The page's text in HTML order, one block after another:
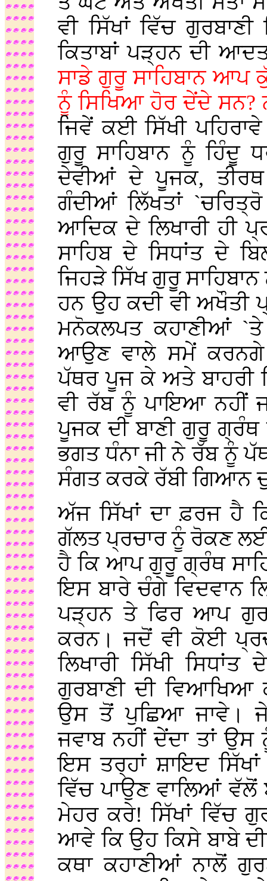
ਵੀ ਸਿੱਖਾਂ ਵਿੱਚ
ਕਿਤਾਬਾਂ ਪੜ੍ਹਨ ਦੀ
ਸਾਡੇ ਗੁਰੂ ਸਾਹਿਬਾਨ
ਨੂੰ ਸਿਖਿਆ ਹੋਰ ਦੇਂਦੇ ਸਨ?
ਜਿਵੇਂ ਕਈ ਸਿੱਖੀ
ਗੁਰੂ ਸਾਹਿਬਾਨ ਨੂੰ ਹਿੰਦੂ
ਦੇਵੀਆਂ ਦੇ ਪੂਜਕ,
ਗੰਦੀਆਂ ਲਿੱਖਤਾਂ
ਆਦਿਕ ਦੇ ਲਿਖਾਰੀ ਹੀ
ਸਾਹਿਬ ਦੇ ਸਿਧਾਂਤ ਦੇ
ਜਿਹੜੇ ਸਿੱਖ ਗੁਰੂ
ਹਨ ਉਹ ਕਦੀ ਵੀ ਅਖੌਤੀ
ਮਨੋਕਲਪਤ ਕਹਾਣੀਆਂ
ਆਉਣ ਵਾਲੇ ਸਮੇਂ
ਪੱਥਰ ਪੂਜ ਕੇ ਅਤੇ ਬਾਹਰੀ
ਵੀ ਰੱਬ ਨੂੰ ਪਾਇਆ ਨਹੀਂ
ਪੂਜਕ ਦੀ ਬਾਣੀ ਗੁਰੂ
ਭਗਤ ਧੰਨਾ ਜੀ ਨੇ ਰੱਬ ਨੂੰ
ਸੰਗਤ ਕਰਕੇ ਰੱਬੀ ਗਿਆਨ
ਅੱਜ ਸਿੱਖਾਂ ਦਾ ਫ਼ਰਜ ਹੈ
ਗੱਲਤ ਪ੍ਰਚਾਰ ਨੂੰ ਰੋਕਣ
ਹੈ ਕਿ ਆਪ ਗੁਰੂ ਗ੍ਰੰਥ
ਇਸ ਬਾਰੇ ਚੰਗੇ ਵਿਦਵਾਨ
ਪੜ੍ਹਨ ਤੇ ਫਿਰ ਆਪ
ਕਰਨ। ਜਦੋਂ ਵੀ ਕੋਈ
ਲਿਖਾਰੀ ਸਿੱਖੀ
ਗੁਰਬਾਣੀ ਦੀ
ਉਸ ਤੋਂ ਪੁਛਿਆ ਜਾਵੇ।
ਜਵਾਬ ਨਹੀਂ ਦੇਂਦਾ ਤਾਂ
ਇਸ ਤਰ੍ਹਾਂ ਸ਼ਾਇਦ
ਵਿੱਚ ਪਾਉਣ ਵਾਲਿਆਂ
ਮੇਹਰ ਕਰੇ! ਸਿੱਖਾਂ ਵਿੱਚ
ਆਵੇ ਕਿ ਉਹ ਕਿਸੇ ਬਾਬੇ
ਕਥਾ ਕਹਾਣੀਆਂ ਨਾਲੋਂ